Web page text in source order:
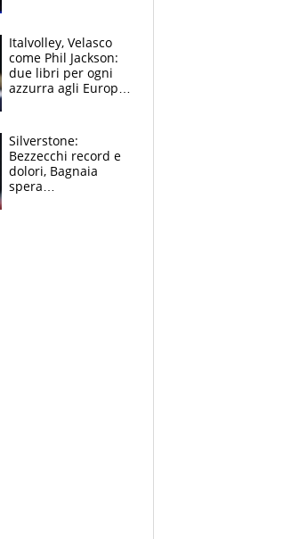
sfondo
Italvolley, Velasco
come Phil Jackson:
due libri per ogni
azzurra agli Europei.
Silverstone:
Bezzecchi record e
dolori, Bagnaia
spera